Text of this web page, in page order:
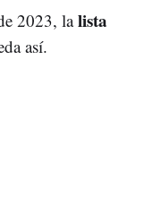
2023, lalista
así.